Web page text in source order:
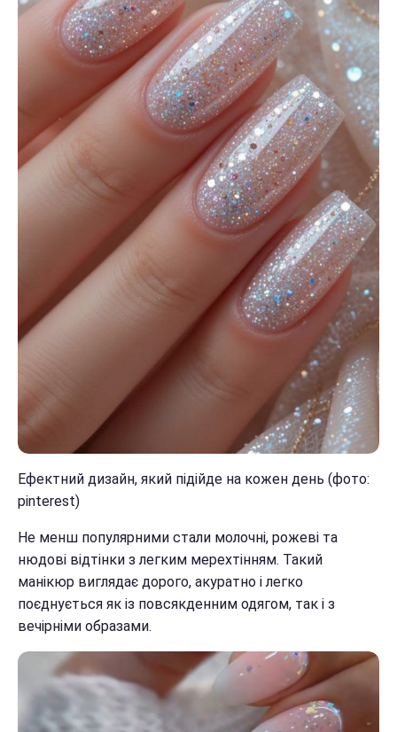
Ефектний дизайн, який підійде на кожен день (фото:
pinterest)
Не менш популярними стали молочні, рожеві та
нюдові відтінки з легким мерехтінням. Такий
манікюр виглядає дорого, акуратно і легко
поєднується як із повсякденним одягом, так і з
вечірніми образами.